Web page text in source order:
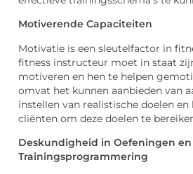
Motiverende Capaciteiten
Motivatie is een sleutelfactor in
fitness instructeur moet in staat
motiveren en hen te helpen
omvat het kunnen aanbieden van
instellen van realistische doelen en
cliënten om deze doelen te
Deskundigheid in Oefeningen en
Trainingsprogrammering